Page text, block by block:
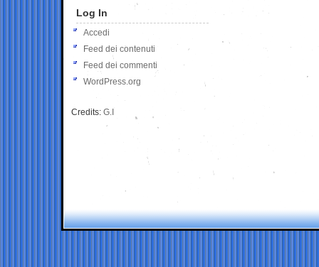
Log In
Accedi
Feed dei contenuti
Feed dei commenti
WordPress.org
Credits: G.I